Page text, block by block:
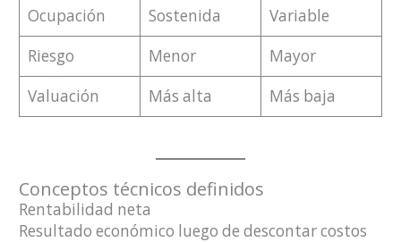
Ocupación
Sostenida
Variable
Riesgo
Menor
Mayor
Valuación
Más alta Más baja
Conceptos técnicos definidos
Rentabilidad neta
Resultado económico luego de descontar costos